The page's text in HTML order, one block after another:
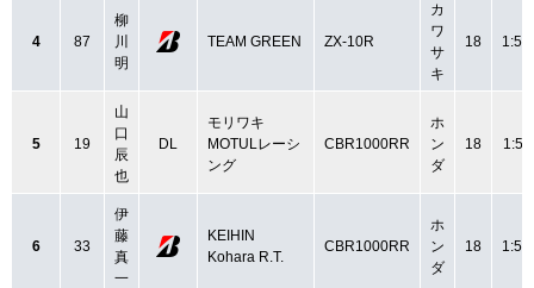
4 87
柳
川
明
TEAM GREEN ZX-10R
カ
ワ
サ
キ
18
5 19
山
口
辰
也
DL
モリワキ
MOTULレーシ
ング
CBR1000RR
ホ
ン
ダ
18
6 33
伊
藤
真
一
KEIHIN
Kohara R.T.
CBR1000RR
ホ
ン
ダ
18